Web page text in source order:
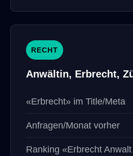
RECHT
Anwältin, Erbrecht,
«Erbrecht» im Title/Meta
Anfragen/Monat vorher
Ranking «Erbrecht Anwalt